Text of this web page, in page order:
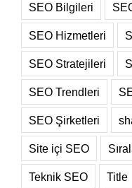
SEO Bilgileri
SEO Hizmetleri
SEO Stratejileri
SEO Trendleri
SEO Şirketleri
Site içi SEO
Teknik SEO Title